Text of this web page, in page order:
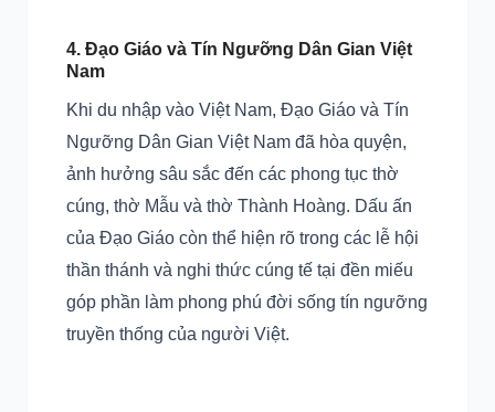
4. Đạo Giáo và Tín Ngưỡng Dân Gian Việt
Nam
Khi du nhập vào Việt Nam, Đạo Giáo và Tín
Ngưỡng Dân Gian Việt Nam đã hòa quyện,
ảnh hưởng sâu sắc đến các phong tục thờ
cúng, thờ Mẫu và thờ Thành Hoàng. Dấu ấn
của Đạo Giáo còn thể hiện rõ trong các lễ hội
thần thánh và nghi thức cúng tế tại đền miếu
góp phần làm phong phú đời sống tín ngưỡng
truyền thống của người Việt.